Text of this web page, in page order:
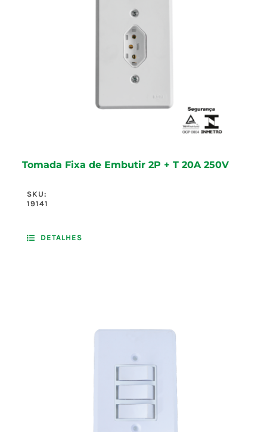
Tomada Fixa de Embutir 2P + T 20A 250V
SKU:
19141
DETALHES